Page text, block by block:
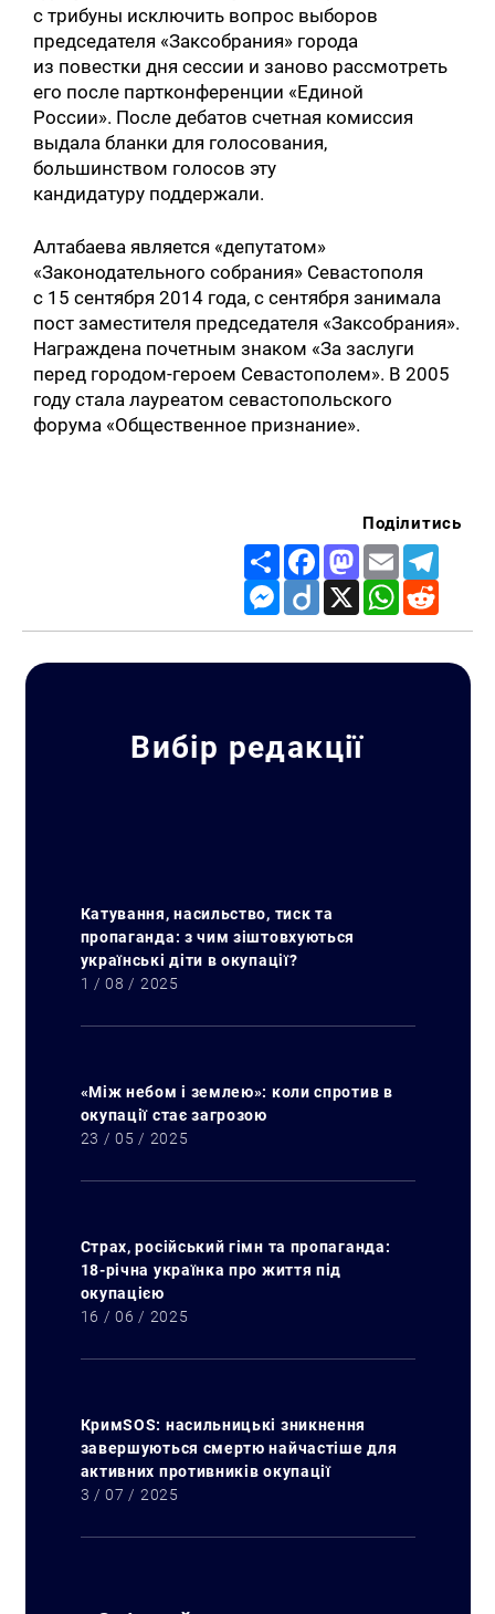
с трибуны исключить вопрос выборов
председателя «Заксобрания» города
из повестки дня сессии и заново рассмотреть
его после партконференции «Единой
России». После дебатов счетная комиссия
выдала бланки для голосования,
большинством голосов эту
кандидатуру поддержали.
Алтабаева является «депутатом»
«Законодательного собрания» Севастополя
с 15 сентября 2014 года, с сентября занимала
пост заместителя председателя «Заксобрания».
Награждена почетным знаком «За заслуги
перед городом-героем Севастополем». В 2005
году стала лауреатом севастопольского
форума «Общественное признание».
Поділитись
Share FacebookMastodon
Email
Messenger
Diigo X WhatsApp
Вибір редакції
Катування, насильство, тиск та
пропаганда: з чим зіштовхуються
українські діти в окупації?
1 / 08 / 2025
«Між небом і землею»: коли спротив в
окупації стає загрозою
23 / 05 / 2025
Страх, російський гімн та пропаганда:
18-річна українка про життя під
окупацією
16 / 06 / 2025
КримSOS: насильницькі зникнення
завершуються смертю найчастіше для
активних противників окупації
3 / 07 / 2025